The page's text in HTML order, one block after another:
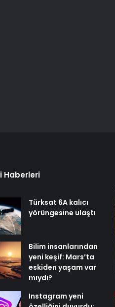
Haberleri
Türksat 6A kalıcı
yörüngesine ulaştı
Bilim insanlarından
yeni keşif: Mars’ta
eskiden yaşam var
mıydı?
Instagram yeni